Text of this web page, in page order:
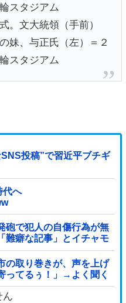
。文大統領（手前）
妹、与正氏（左）＝２
スタジアム
投稿”で習近平ブチギ
代へ
砲で犯人の自傷行為が無
難癖な記事」とイチャモ
マスゴミの偏向報...
の取り巻きが、声を上げ
ってるぅ！」→よく聞く
ると話題に…
ん